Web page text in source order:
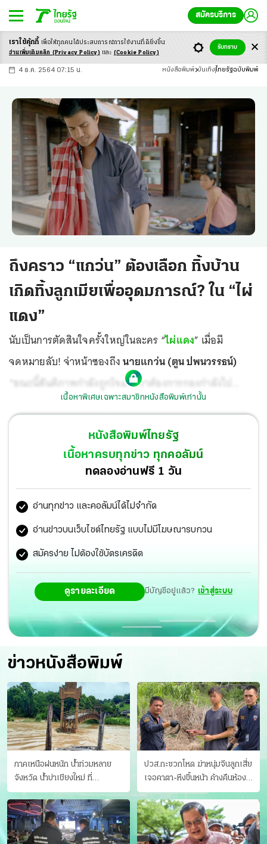
สมัครบริการ
-ก ก ก+
4 ธ.ค. 2564 07:15 น. หนังสือพิมพ์ บันเทิง ไทยรัฐฉบับพิมพ์
ถึงคราว “แกว่น” ต้องเลือก ทิ้งบ้าน
เกิดทิ้งลูกเมียเพื่ออุดมการณ์? ใน “ไผ่
แดง”
นับเป็นการตัดสินใจครั้งใหญ่ในละคร “ไผ่แดง” เมื่อมี
จดหมายลับ! จ่าหน้าซองถึงนายแกว่น (ตูน ปพนวรรธน์)
“ขณะนี้สันติภาพกำลังถูกโจมตี เราต้องการกองกำลังไป
ทำงานเพื่ออุดมการณ์ที่กรุงมอสโก และเมื่อเข้าสู่รัสเซีย สหาย
จะได้รับเสรีภาพอันมีเกียรติ” รุ่งอรุณแห่งชีวิตใหม่ที่ นาย
แกว่น เฝ้าคอย
เนื้อหาพิเศษเฉพาะสมาชิกหนังสือพิมพ์เท่านั้น
หนังสือพิมพ์ไทยรัฐ
เนื้อหาครบทุกข่าว ทุกคอลัมน์
ทดลองอ่านฟรี 1 วัน
อ่านทุกข่าว และคอลัมน์ได้ไม่จำกัด
อ่านข่าวบนเว็บไซต์ไทยรัฐ แบบไม่มีโฆษณารบกวน
สมัครง่าย ไม่ต้องใช้บัตรเครดิต
ดูรายละเอียด มีบัญชีอยู่แล้ว? เข้าสู่ระบบ
ข่าวหนังสือพิมพ์
ภาคเหนือฝนหนัก น้ำท่วมหลาย
จังหวัด นํ้าบ่าเชียงใหม่ ที่
แม่ฮ่องสอน ซัดสะพานขาด
ปวส.กะซวกโหด ฆ่าหนุ่มจีนลูกเสี่ย
เจอคาตา-หึงขึ้นหน้า ค้างคืนห้อง
แฟนสาว
เราใช้คุ้กกี้ เพื่อให้ทุกคนได้ประสบการณ์การใช้งานที่ดียิ่งขึ้น
อ่านเพิ่มเติมคลิก (Privacy Policy) และ (Cookie Policy)
รับทราบ